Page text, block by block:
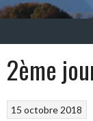
2ème
15 octobre 2018